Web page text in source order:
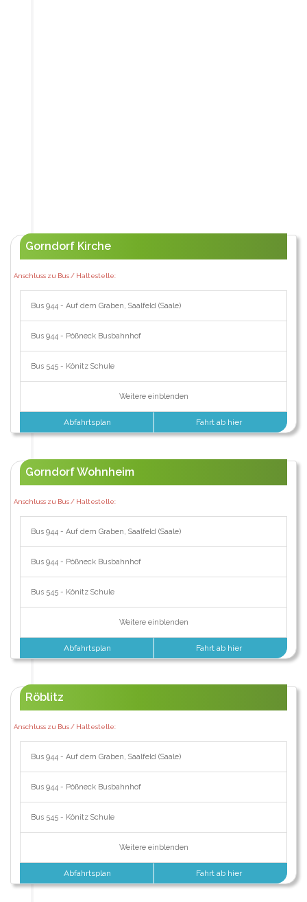
Gorndorf Kirche
Anschluss zu Bus / Haltestelle:
Bus 944 - Auf dem Graben, Saalfeld (Saale)
Bus 944 - Pößneck Busbahnhof
Bus 545 - Könitz Schule
Weitere einblenden
Abfahrtsplan Fahrt ab hier
Gorndorf Wohnheim
Anschluss zu Bus / Haltestelle:
Bus 944 - Auf dem Graben, Saalfeld (Saale)
Bus 944 - Pößneck Busbahnhof
Bus 545 - Könitz Schule
Weitere einblenden
Abfahrtsplan Fahrt ab hier
Röblitz
Anschluss zu Bus / Haltestelle:
Bus 944 - Auf dem Graben, Saalfeld (Saale)
Bus 944 - Pößneck Busbahnhof
Bus 545 - Könitz Schule
Weitere einblenden
Abfahrtsplan Fahrt ab hier